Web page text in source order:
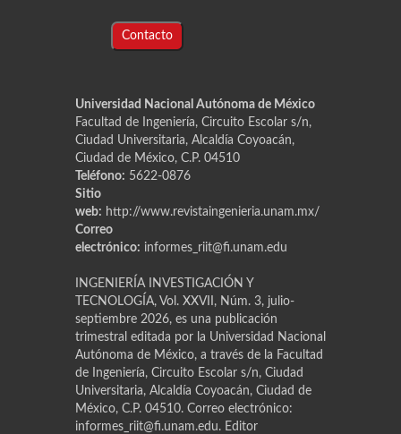
Contacto
Universidad Nacional Autónoma de México
Facultad de Ingeniería, Circuito Escolar s/n,
Ciudad Universitaria, Alcaldía Coyoacán,
Ciudad de México, C.P. 04510
Teléfono: 5622-0876
Sitio
web: http://www.revistaingenieria.unam.mx/
Correo
electrónico: informes_riit@fi.unam.edu
INGENIERÍA INVESTIGACIÓN Y
TECNOLOGÍA, Vol. XXVII, Núm. 3, julio-
septiembre 2026, es una publicación
trimestral editada por la Universidad Nacional
Autónoma de México, a través de la Facultad
de Ingeniería, Circuito Escolar s/n, Ciudad
Universitaria, Alcaldía Coyoacán, Ciudad de
México, C.P. 04510. Correo electrónico:
informes_riit@fi.unam.edu. Editor